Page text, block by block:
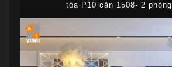
tòa P10 căn 1508- 2